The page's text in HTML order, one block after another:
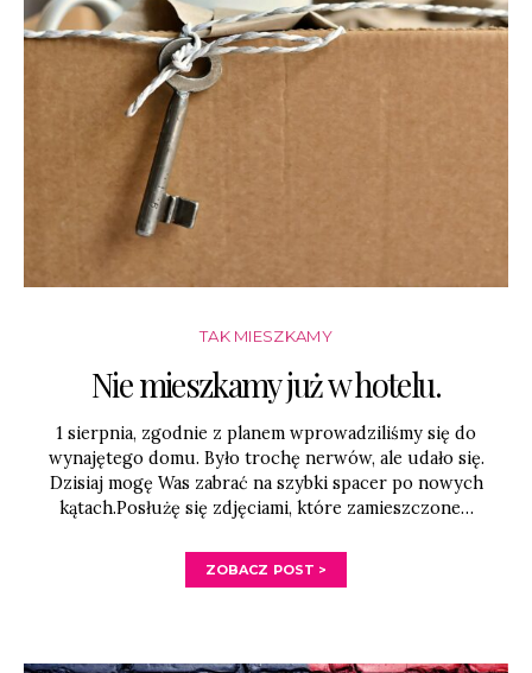
TAK MIESZKAMY
Nie mieszkamy już w hotelu.
1 sierpnia, zgodnie z planem wprowadziliśmy się do
wynajętego domu. Było trochę nerwów, ale udało się.
Dzisiaj mogę Was zabrać na szybki spacer po nowych
kątach.Posłużę się zdjęciami, które zamieszczone…
ZOBACZ POST >